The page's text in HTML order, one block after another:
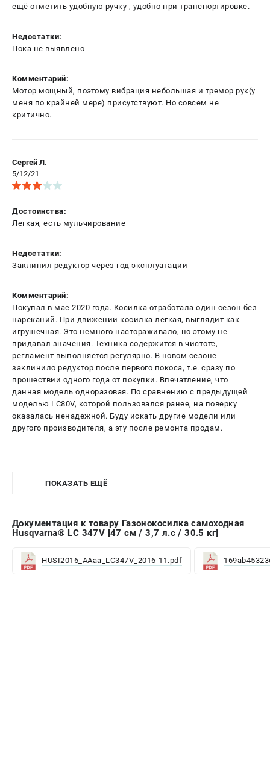
ещё отметить удобную ручку , удобно при транспортировке.
Недостатки:
Пока не выявлено
Комментарий:
Мотор мощный, поэтому вибрация небольшая и тремор рук(у
меня по крайней мере) присутствуют. Но совсем не
критично.
Сергей Л.
5/12/21
Достоинства:
Легкая, есть мульчирование
Недостатки:
Заклинил редуктор через год эксплуатации
Комментарий:
Покупал в мае 2020 года. Косилка отработала один сезон без
нареканий. При движении косилка легкая, выглядит как
игрушечная. Это немного настораживало, но этому не
придавал значения. Техника содержится в чистоте,
регламент выполняется регулярно. В новом сезоне
заклинило редуктор после первого покоса, т.е. сразу по
прошествии одного года от покупки. Впечатление, что
данная модель одноразовая. По сравнению с предыдущей
моделью LC80V, которой пользовался ранее, на поверку
оказалась ненадежной. Буду искать другие модели или
другого производителя, а эту после ремонта продам.
ПОКАЗАТЬ ЕЩЁ
Документация к товару Газонокосилка самоходная
Husqvarna® LC 347V [47 см / 3,7 л.с / 30.5 кг]
HUSI2016_AAaa_LC347V_2016-11.pdf